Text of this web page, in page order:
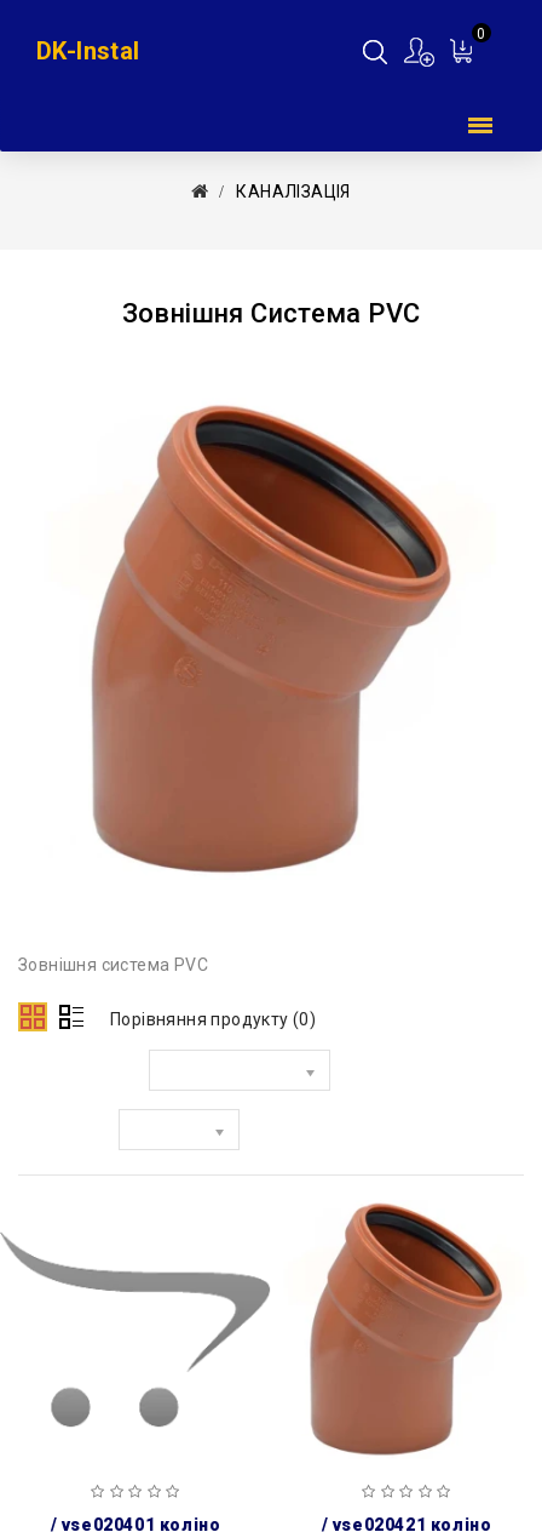
0
DK-Instal
КАНАЛІЗАЦІЯ
Зовнішня Система PVC
Зовнішня система PVC
Порівняння продукту (0)
/ vse020401 коліно
/ vse020421 коліно